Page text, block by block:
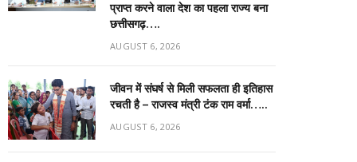
प्राप्त करने वाला देश का पहला राज्य बना
छत्तीसगढ़….
AUGUST 6, 2026
जीवन में संघर्ष से मिली सफलता ही इतिहास
रचती है – राजस्व मंत्री टंक राम वर्मा…..
AUGUST 6, 2026